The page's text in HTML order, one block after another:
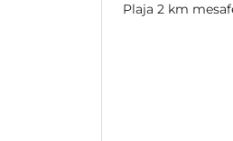
Plaja 2 km